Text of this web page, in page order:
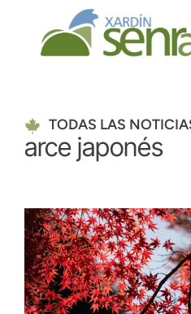
TODAS LAS
arce japonés